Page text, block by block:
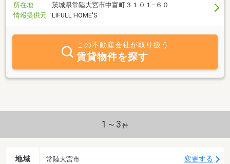
所在地
茨城県常陸大宮市中富町３１０１−６０
情報提供元
LIFULL HOME'S
この不動産会社が取り扱う
賃貸物件を探す
1～3 件
地域 常陸大宮市 変更する